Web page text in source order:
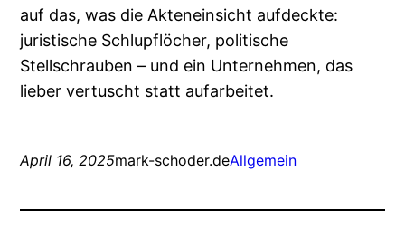
auf das, was die Akteneinsicht aufdeckte:
juristische Schlupflöcher, politische
Stellschrauben – und ein Unternehmen, das
lieber vertuscht statt aufarbeitet.
April 16, 2025mark-schoder.deAllgemein